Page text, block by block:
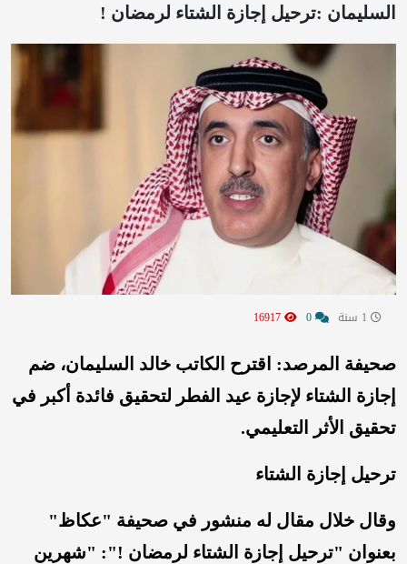
السليمان :ترحيل إجازة الشتاء لرمضان !
صحيفة المرصد: اقترح الكاتب خالد السليمان، ضم
إجازة الشتاء لإجازة عيد الفطر لتحقيق فائدة أكبر في
تحقيق الأثر التعليمي.
ترحيل إجازة الشتاء
وقال خلال مقال له منشور في صحيفة "عكاظ"
بعنوان "ترحيل إجازة الشتاء لرمضان !": "شهرين